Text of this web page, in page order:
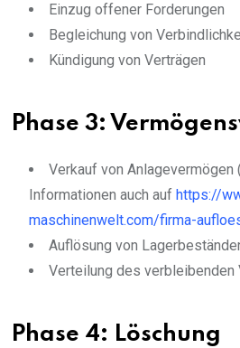
Einzug offener Forderungen
Begleichung von
Kündigung von Verträgen
Phase 3:
Verkauf von Anlagevermögen
Informationen auch auf https://
maschinenwelt.com/firma-
Auflösung von
Verteilung des verbleibenden
Phase 4: Löschung